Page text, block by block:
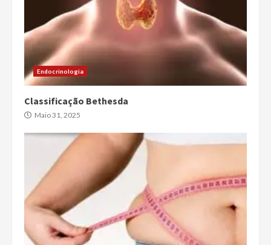
Endocrinologia
Classificação Bethesda
Maio 31, 2025